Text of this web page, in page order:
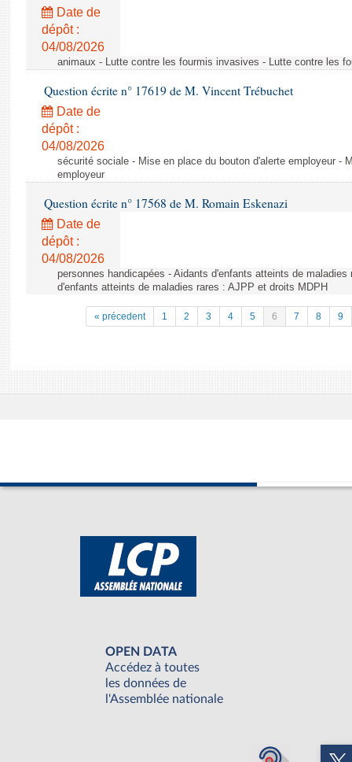
Date de
dépôt :
04/08/2026
animaux - Lutte contre les fourmis invasives - Lutte contre les
Question écrite n° 17619 de M. Vincent Trébuchet
Date de
dépôt :
04/08/2026
sécurité sociale - Mise en place du bouton d'alerte employeur -
employeur
Question écrite n° 17568 de M. Romain Eskenazi
Date de
dépôt :
04/08/2026
personnes handicapées - Aidants d'enfants atteints de
d'enfants atteints de maladies rares : AJPP et droits MDPH
« précedent 1 2 3 4 5 6 7 8 9
OPEN DATA
Accédez à toutes
les données de
l'Assemblée nationale